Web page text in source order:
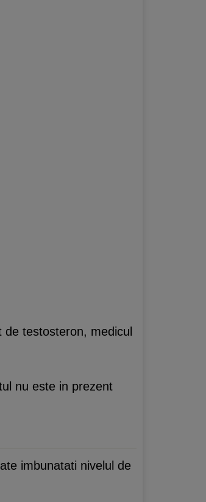
testosteron, medicul
nu este in prezent
imbunatati nivelul de